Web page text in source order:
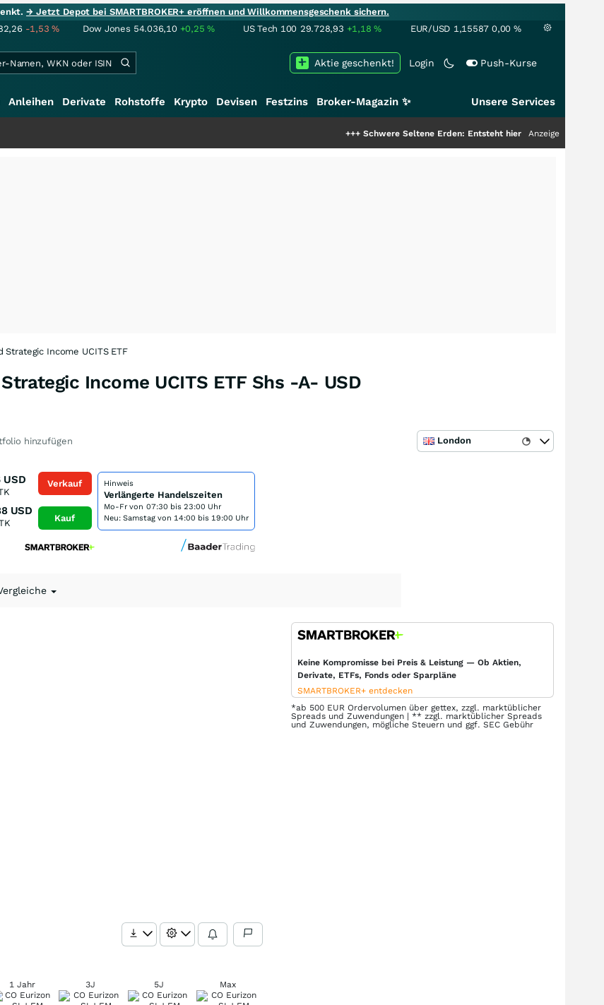
→ Jetzt Depot bei SMARTBROKER+ eröffnen und Willkommensgeschenk sichern.
-1,53% Dow Jones 54.036,10 +0,25% US Tech 100 29.728,93 +1,18% EUR/USD 1,15587 0,00 %
Login Push-Kurse
Aktie geschenkt!
Anleihen Derivate Rohstoffe Krypto Devisen Festzins Broker-Magazin ✨ Unsere Services
Schwere Seltene Erden: Entsteht hier die nächste Milliardenstory?
Anzeige
Strategic Income UCITS ETF
Income UCITS ETF Shs -A- USD
hinzufügen London
USD
USD
Verkauf
Kauf
Hinweis
Verlängerte Handelszeiten
Mo-Fr von 07:30 bis 23:00 Uhr
Neu: Samstag von 14:00 bis 19:00 Uhr
1 Jahr 3J 5J Max
Keine Kompromisse bei Preis & Leistung — Ob Aktien,
Derivate, ETFs, Fonds oder Sparpläne
SMARTBROKER+ entdecken
*ab 500 EUR Ordervolumen über gettex, zzgl. marktüblicher
Spreads und Zuwendungen | ** zzgl. marktüblicher Spreads
und Zuwendungen, mögliche Steuern und ggf. SEC Gebühr